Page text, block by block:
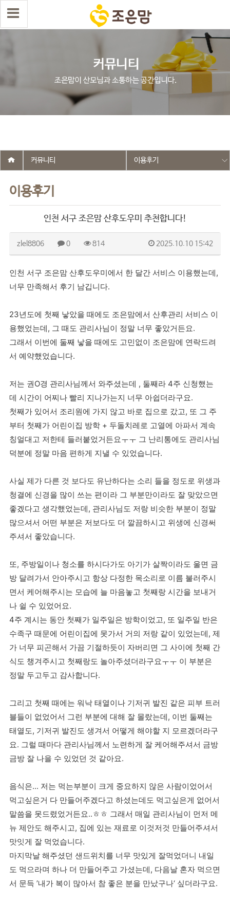
select wr_id, wr_subject from g5_write_m05_04 where wr_is_comment
= 0 and wr_datetime <= '2025-10-10 15:42:00' and wr_id <> '2626'
order by wr_datetime desc limit 1 asdasf
이용후기
커뮤니티 이용후기
인천 서구 조은맘 산후도우미 추천합니다!
zlel8806 0 814 2025.10.10 15:42
인천 서구 조은맘 산후도우미에서 한 달간 서비스 이용했는데,
너무 만족해서 후기 남깁니다.
23년도에 첫째 낳았을 때에도 조은맘에서 산후관리 서비스 이
용했었는데, 그 때도 관리사님이 정말 너무 좋았거든요.
그래서 이번에 둘째 낳을 때에도 고민없이 조은맘에 연락드려
서 예약했었습니다.
저는 권O경 관리사님께서 와주셨는데 , 둘째라 4주 신청했는
데 시간이 어찌나 빨리 지나가는지 너무 아쉽더라구요.
첫째가 있어서 조리원에 가지 않고 바로 집으로 갔고, 또 그 주
부터 첫째가 어린이집 방학 + 두돌치레로 고열에 아파서 계속
칭얼대고 저한테 들러붙었거든요ㅜㅜ 그 난리통에도 관리사님
덕분에 정말 마음 편하게 지낼 수 있었습니다.
사실 제가 다른 것 보다도 유난하다는 소리 들을 정도로 위생과
청결에 신경을 많이 쓰는 편이라 그 부분만이라도 잘 맞았으면
좋겠다고 생각했었는데, 관리사님도 저랑 비슷한 부분이 정말
많으셔서 어떤 부분은 저보다도 더 깔끔하시고 위생에 신경써
주셔서 좋았습니다.
또, 주방일이나 청소를 하시다가도 아기가 살짝이라도 울면 금
방 달려가서 안아주시고 항상 다정한 목소리로 이름 불러주시
면서 케어해주시는 모습에 늘 마음놓고 첫째랑 시간을 보내거
나 쉴 수 있었어요.
4주 계시는 동안 첫째가 일주일은 방학이었고, 또 일주일 반은
수족구 때문에 어린이집에 못가서 거의 저랑 같이 있었는데, 제
가 너무 피곤해서 가끔 기절하듯이 자버리면 그 사이에 첫째 간
식도 챙겨주시고 첫째랑도 놀아주셨더라구요ㅜㅜ 이 부분은
정말 두고두고 감사합니다.
그리고 첫째 때에는 워낙 태열이나 기저귀 발진 같은 피부 트러
블들이 없었어서 그런 부분에 대해 잘 몰랐는데, 이번 둘째는
태열도, 기저귀 발진도 생겨서 어떻게 해야할 지 모르겠더라구
요. 그럴 때마다 관리사님께서 노련하게 잘 케어해주셔서 금방
금방 잘 나을 수 있었던 것 같아요.
음식은... 저는 먹는부분이 크게 중요하지 않은 사람이었어서
먹고싶은거 다 만들어주겠다고 하셨는데도 먹고싶은게 없어서
말씀을 못드렸었거든요..ㅎㅎ 그래서 매일 관리사님이 먼저 메
뉴 제안도 해주시고, 집에 있는 재료로 이것저것 만들어주셔서
맛잇게 잘 먹었습니다.
마지막날 해주셨던 샌드위치를 너무 맛있게 잘먹었더니 내일
도 먹으라며 하나 더 만들어주고 가셨는데, 다음날 혼자 먹으면
서 문득 ’내가 복이 많아서 참 좋은 분을 만났구나‘ 싶더라구요.